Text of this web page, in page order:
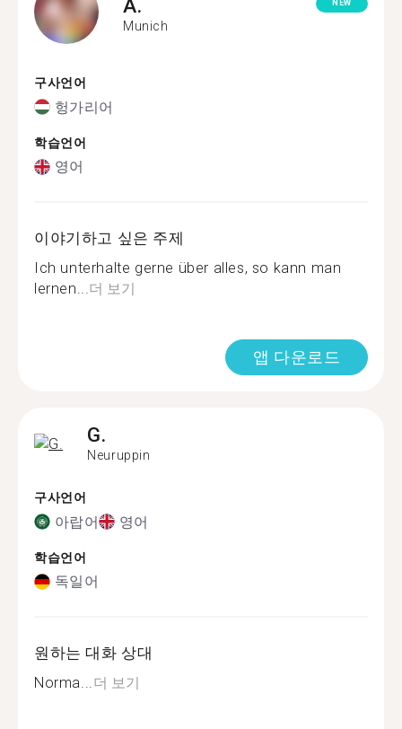
A.
Munich
NEW
구사언어
헝가리어
학습언어
영어
이야기하고 싶은 주제
Ich unterhalte gerne über alles, so kann man
lernen...더 보기
앱 다운로드
G.
Neuruppin
구사언어
아랍어 영어
학습언어
독일어
원하는 대화 상대
Norma...더 보기